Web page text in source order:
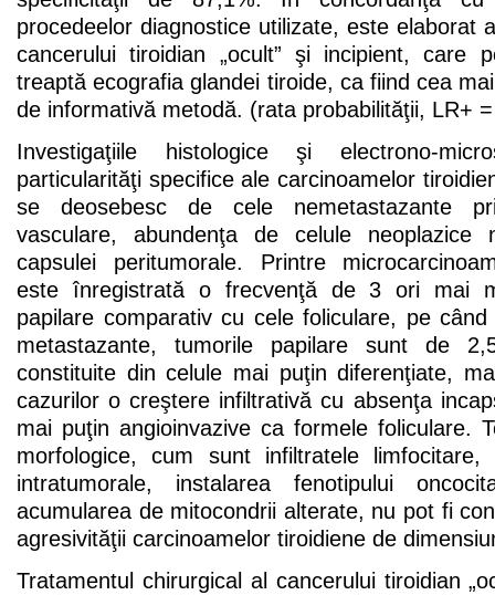
procedeelor diagnostice utilizate, este elaborat
cancerului tiroidian „ocult” şi incipient, care
treaptă ecografia glandei tiroide, ca fiind cea
de informativă metodă. (rata probabilităţii, LR+
Investigaţiile histologice şi electrono-
particularităţi specifice ale carcinoamelor
se deosebesc de cele nemetastazante
vasculare, abundenţa de celule neoplazice
capsulei peritumorale. Printre
este înregistrată o frecvenţă de 3 ori mai
papilare comparativ cu cele foliculare, pe
metastazante, tumorile papilare sunt de
constituite din celule mai puţin diferenţiate,
cazurilor o creştere infiltrativă cu absenţa
mai puţin angioinvazive ca formele foliculare.
morfologice, cum sunt infiltratele
intratumorale, instalarea fenotipului
acumularea de mitocondrii alterate, nu pot fi
agresivităţii carcinoamelor tiroidiene de
Tratamentul chirurgical al cancerului tiroidian